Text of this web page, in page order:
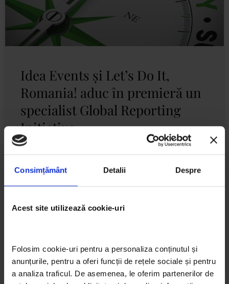
Consimțământ Detalii Despre
Acest site utilizează cookie-uri
Folosim cookie-uri pentru a personaliza conținutul și
anunțurile, pentru a oferi funcții de rețele sociale și pentru
a analiza traficul. De asemenea, le oferim partenerilor de
Idea Events și Let’s Do It,
Romania! aduc în premieră un
specialist Global Reporting
Initiative
Idea Events, împreună cu Let’s Do It, Romania!
organizează conferinţa-dezbatere ”Raportarea non-
financiară, calea către un business sustenabil”.
Evenimentul face parte din seria de conferințe pe care
”Împreună
Let's Do It, Romania! mai 24, 2016